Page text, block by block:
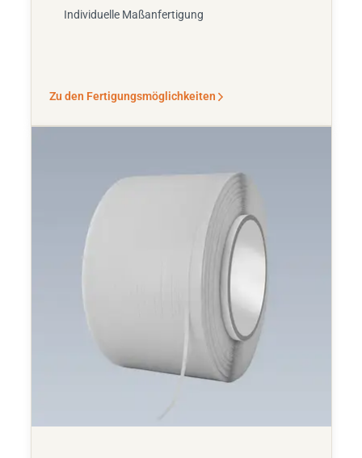
Individuelle Maßanfertigung
Zu den Fertigungsmöglichkeiten